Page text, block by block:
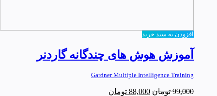
افزودن به سبد خرید
آموزش هوش های چندگانه گاردنر
Gardner Multiple Intelligence Training
99,000 تومان 88,000 تومان